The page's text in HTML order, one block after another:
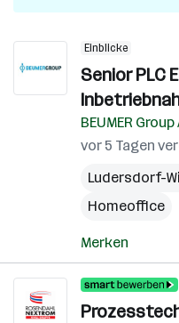
Einblicke
Senior PLC
BEUMER
vor 5 Tagen
Ludersdorf-
Homeoffice
Merken